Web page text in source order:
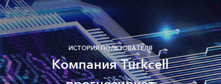
ИСТОРИЯ ПОЛЬЗОВАТЕЛЯ
Компания Turkcell